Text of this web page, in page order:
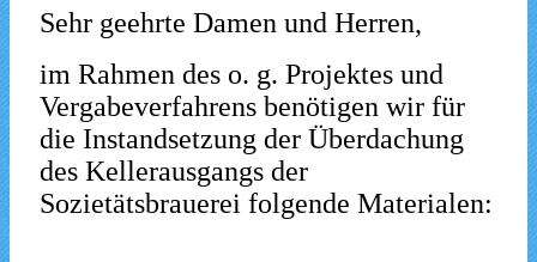
Sehr geehrte Damen und Herren,
im Rahmen des o. g. Projektes und
Vergabeverfahrens benötigen wir für
die Instandsetzung der Überdachung
des Kellerausgangs der
Sozietätsbrauerei folgende Materialen: